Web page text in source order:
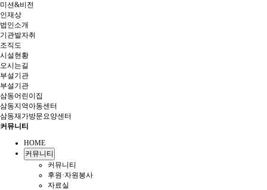
미션&비전
인재상
법인소개
기관발자취
조직도
시설현황
오시는길
부설기관
부설기관
삼동어린이집
삼동지역아동센터
삼동재가방문요양센터
커뮤니티
HOME
커뮤니티
커뮤니티
후원·자원봉사
자료실